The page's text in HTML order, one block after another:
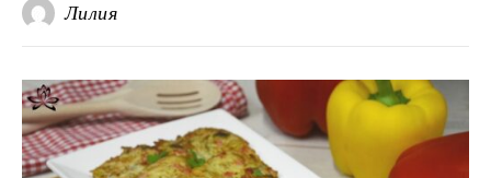
Лилия